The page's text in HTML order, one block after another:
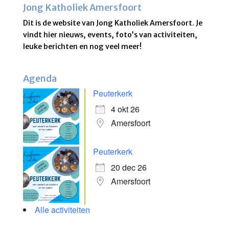
Jong Katholiek Amersfoort
Dit is de website van Jong Katholiek Amersfoort. Je
vindt hier nieuws, events, foto’s van activiteiten,
leuke berichten en nog veel meer!
Agenda
Peuterkerk
4 okt 26
Amersfoort
Peuterkerk
20 dec 26
Amersfoort
Alle activiteiten